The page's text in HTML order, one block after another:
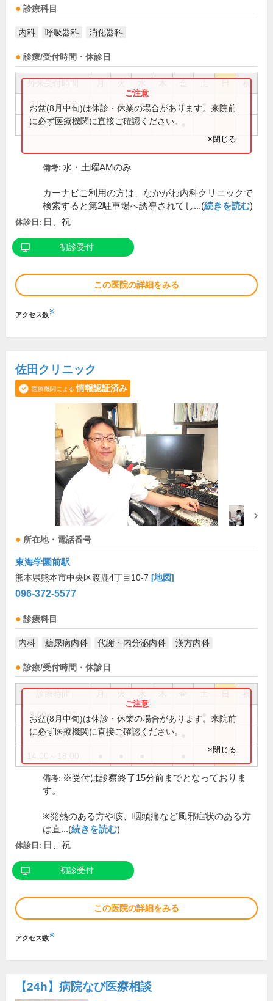
診療科目
内科 呼吸器科 消化器科
診療/受付時間・休診日
祝
9:00～12:00 ● ● ● ● ●
14:00～17:00 ● ● ●
お盆(8月中旬)は休診・休業の場合があります。来院前
に必ず医療機関に直接ご確認ください。
×閉じる
備考: 水・土曜AMのみ
カーナビご利用の方は、なかがわ内科クリニックで
検索すると第2駐車場へ誘導されてし...(続きを読む)
休診日: 日、祝
初診受付
この医院の詳細をみる
アクセス数※
佐田クリニック
医療機関による 情報認証済み
所在地・電話番号
東海学園前駅
熊本県熊本市中央区渡鹿4丁目10-7 [地図]
096-372-5577
診療科目
内科 糖尿病内科 代謝・内分泌内科 漢方内科
診療/受付時間・休診日
祝
9:00～12:30 ●
9:00～13:00 ● ● ●
お盆(8月中旬)は休診・休業の場合があります。来院前
に必ず医療機関に直接ご確認ください。
×閉じる
備考: ※受付は診察終了15分前までとなっておりま
す。
※発熱のある方や咳、咽頭痛など風邪症状のある方
は直...(続きを読む)
休診日: 日、祝
初診受付
この医院の詳細をみる
アクセス数※
【24h】 病院なび医療相談